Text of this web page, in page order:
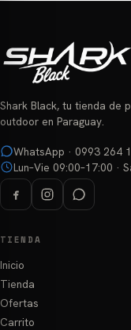
Shark Black, tu tienda de
outdoor en Paraguay.
WhatsApp · 0993 264
Lun–Vie 09:00–17:00 ·
TIENDA
Inicio
Tienda
Ofertas
Carrito